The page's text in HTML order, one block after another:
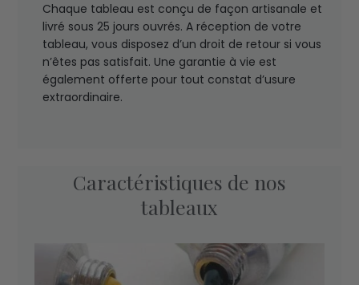
Chaque tableau est conçu de façon artisanale et
livré sous 25 jours ouvrés. A réception de votre
tableau, vous disposez d’un droit de retour si vous
n’êtes pas satisfait. Une garantie à vie est
également offerte pour tout constat d’usure
extraordinaire.
Caractéristiques de nos
tableaux